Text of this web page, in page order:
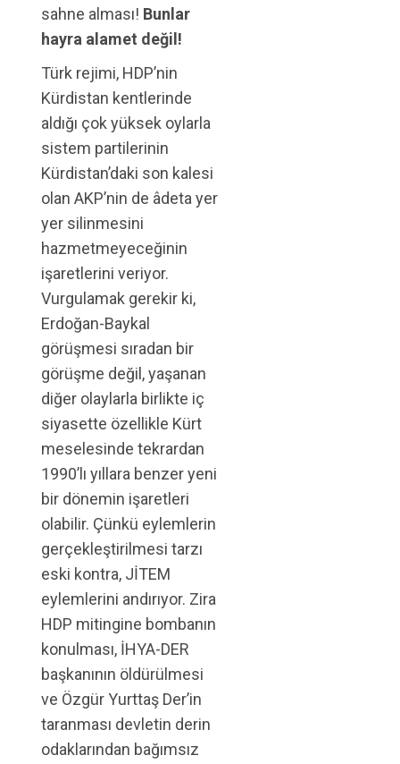
sahne alması! Bunlar
hayra alamet değil!
Türk rejimi, HDP’nin
Kürdistan kentlerinde
aldığı çok yüksek oylarla
sistem partilerinin
Kürdistan’daki son kalesi
olan AKP’nin de âdeta yer
yer silinmesini
hazmetmeyeceğinin
işaretlerini veriyor.
Vurgulamak gerekir ki,
Erdoğan-Baykal
görüşmesi sıradan bir
görüşme değil, yaşanan
diğer olaylarla birlikte iç
siyasette özellikle Kürt
meselesinde tekrardan
1990’lı yıllara benzer yeni
bir dönemin işaretleri
olabilir. Çünkü eylemlerin
gerçekleştirilmesi tarzı
eski kontra, JİTEM
eylemlerini andırıyor. Zira
HDP mitingine bombanın
konulması, İHYA-DER
başkanının öldürülmesi
ve Özgür Yurttaş Der’in
taranması devletin derin
odaklarından bağımsız